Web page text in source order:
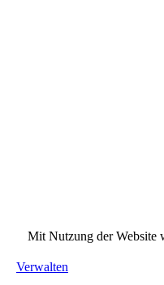
Mit Nutzung der Website
Verwalten